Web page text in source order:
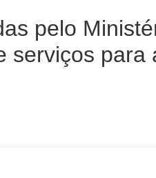
pelo
serviços para